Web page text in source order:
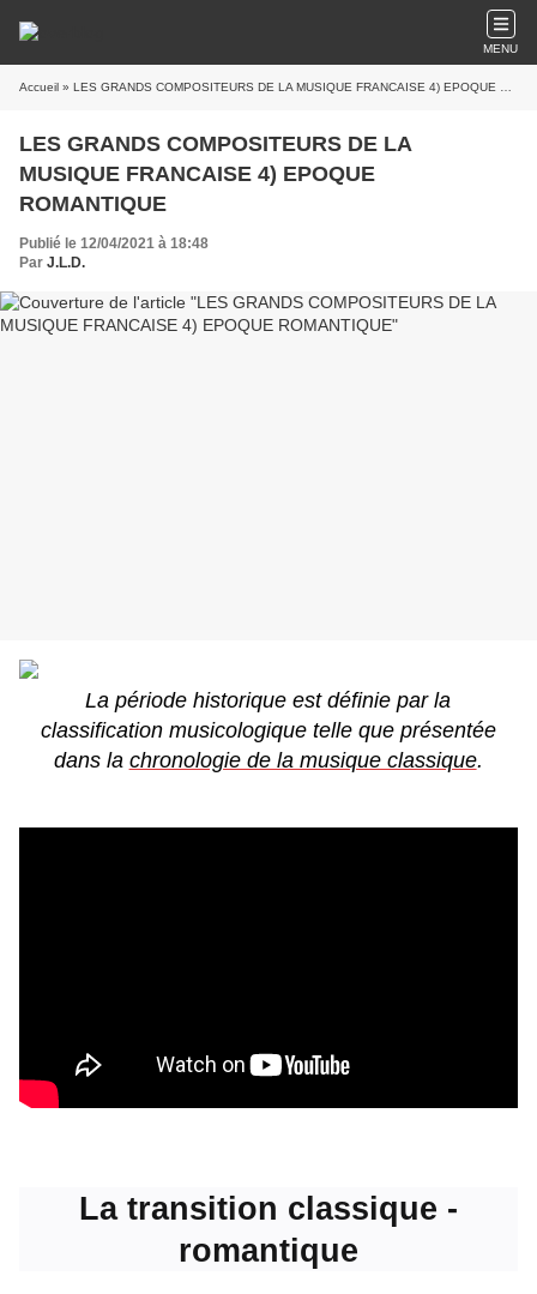
MENU
Accueil » LES GRANDS COMPOSITEURS DE LA MUSIQUE FRANCAISE 4) EPOQUE ROMANTIQUE
LES GRANDS COMPOSITEURS DE LA
MUSIQUE FRANCAISE 4) EPOQUE
ROMANTIQUE
Publié le 12/04/2021 à 18:48
Par J.L.D.
La période historique est définie par la
classification musicologique telle que présentée
dans la chronologie de la musique classique.
La transition classique -
romantique